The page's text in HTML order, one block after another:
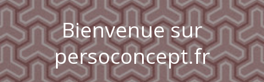
Bienvenue sur
persoconcept.fr